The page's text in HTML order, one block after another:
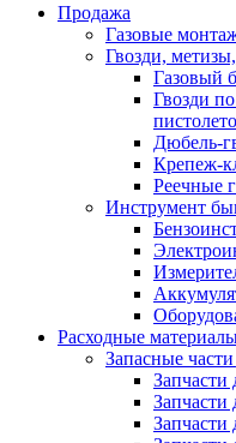
Продажа
Газовые
Гвозди,
Газовый
Гвозди
Дюбель-
Крепеж-
Реечные
Инструмент
Расходные
Запасные
Запчасти
Запчасти